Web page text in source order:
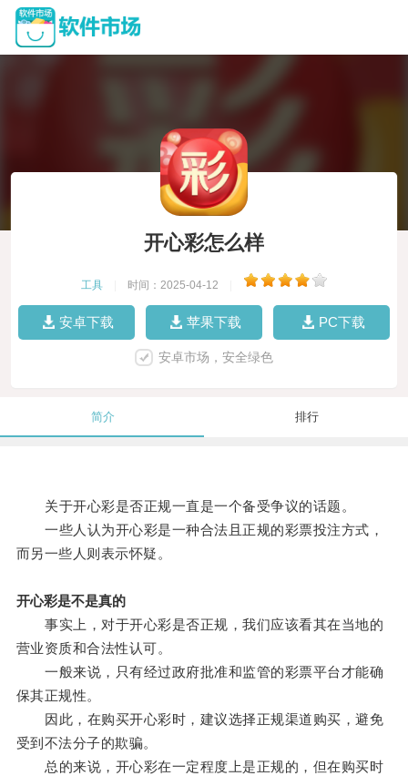
开心彩怎么样
工具 时间：2025-04-12
安卓下载 苹果下载 PC下载
安卓市场，安全绿色
简介 排行
关于开心彩是否正规一直是一个备受争议的话题。
一些人认为开心彩是一种合法且正规的彩票投注方式，
而另一些人则表示怀疑。
开心彩是不是真的
事实上，对于开心彩是否正规，我们应该看其在当地的
营业资质和合法性认可。
一般来说，只有经过政府批准和监管的彩票平台才能确
保其正规性。
因此，在购买开心彩时，建议选择正规渠道购买，避免
受到不法分子的欺骗。
总的来说，开心彩在一定程度上是正规的，但在购买时